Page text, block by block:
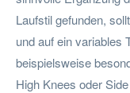
Laufstil gefunden,
und auf ein variables
beispielsweise
High Knees oder